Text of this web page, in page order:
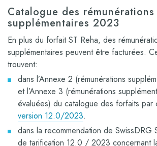
Catalogue des rémunérations
supplémentaires 2023
En plus du forfait ST Reha, des
supplémentaires peuvent être facturées.
trouvent:
dans l’Annexe 2 (rémunérations
et l’Annexe 3 (rémunérations
évaluées) du catalogue des forfaits par
version 12.0/2023.
dans la recommendation de SwissDRG
de tarification 12.0 / 2023 concernant